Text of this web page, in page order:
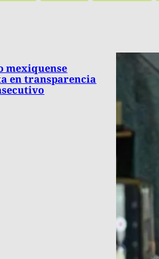
mexiquense
en transparencia